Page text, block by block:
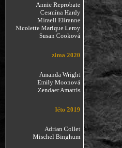
Annie Reprobate
Cesmína Hardy
Miraell Eliranne
Nicolette Marique Leroy
Susan Cooková
zima 2020
Amanda Wright
Emily Moonová
Zendaer Amattis
léto 2019
Adrian Collet
Mischel Binghum